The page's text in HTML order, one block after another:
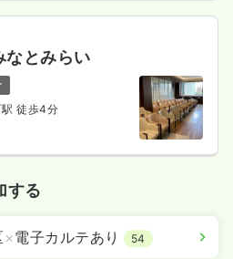
なとみらい
徒歩4分
する
×電子カルテあり 54